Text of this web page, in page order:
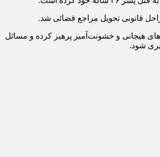
قانونی تحویل مراجع قضائی شد.
هیجانی و خشونت‌آمیز پرهیز کرده و مسائل
شود.